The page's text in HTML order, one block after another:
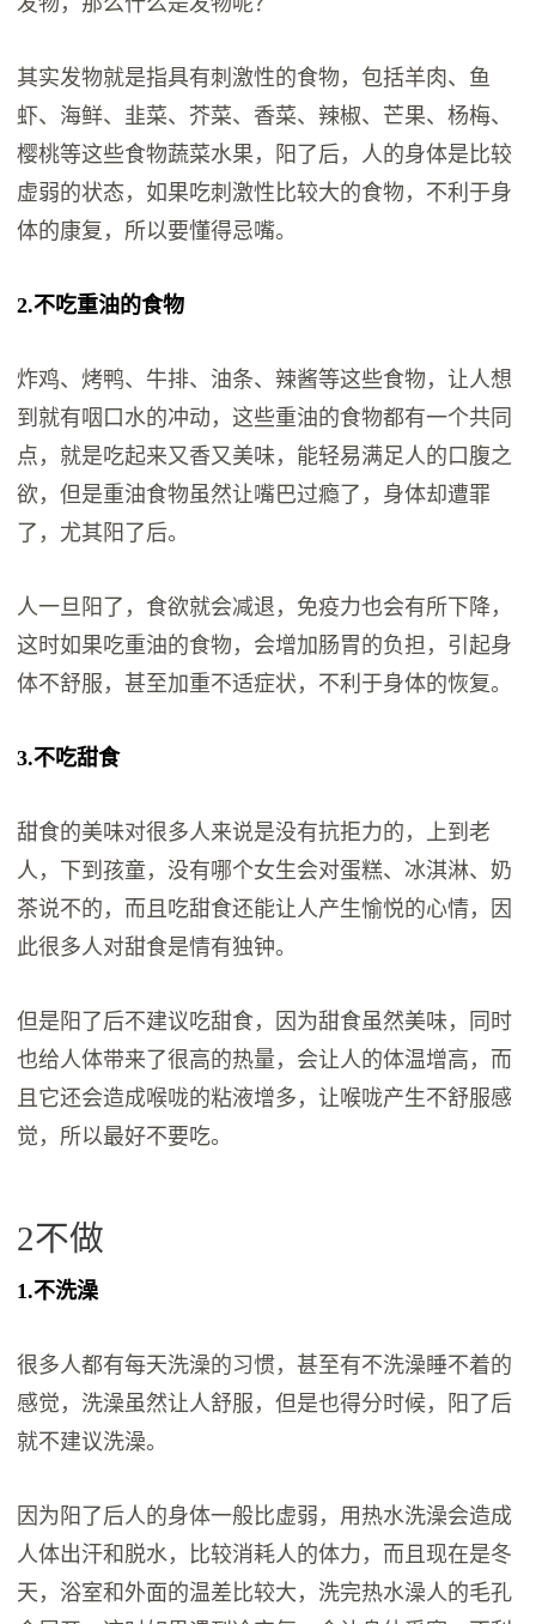
其实发物就是指具有刺激性的食物，包括羊肉、鱼
虾、海鲜、韭菜、芥菜、香菜、辣椒、芒果、杨梅、
樱桃等这些食物蔬菜水果，阳了后，人的身体是比较
虚弱的状态，如果吃刺激性比较大的食物，不利于身
体的康复，所以要懂得忌嘴。
2.不吃重油的食物
炸鸡、烤鸭、牛排、油条、辣酱等这些食物，让人想
到就有咽口水的冲动，这些重油的食物都有一个共同
点，就是吃起来又香又美味，能轻易满足人的口腹之
欲，但是重油食物虽然让嘴巴过瘾了，身体却遭罪
了，尤其阳了后。
人一旦阳了，食欲就会减退，免疫力也会有所下降，
这时如果吃重油的食物，会增加肠胃的负担，引起身
体不舒服，甚至加重不适症状，不利于身体的恢复。
3.不吃甜食
甜食的美味对很多人来说是没有抗拒力的，上到老
人，下到孩童，没有哪个女生会对蛋糕、冰淇淋、奶
茶说不的，而且吃甜食还能让人产生愉悦的心情，因
此很多人对甜食是情有独钟。
但是阳了后不建议吃甜食，因为甜食虽然美味，同时
也给人体带来了很高的热量，会让人的体温增高，而
且它还会造成喉咙的粘液增多，让喉咙产生不舒服感
觉，所以最好不要吃。
2不做
1.不洗澡
很多人都有每天洗澡的习惯，甚至有不洗澡睡不着的
感觉，洗澡虽然让人舒服，但是也得分时候，阳了后
就不建议洗澡。
因为阳了后人的身体一般比虚弱，用热水洗澡会造成
人体出汗和脱水，比较消耗人的体力，而且现在是冬
天，浴室和外面的温差比较大，洗完热水澡人的毛孔